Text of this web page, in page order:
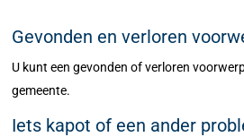
Gevonden en verloren
U kunt een gevonden of verloren
gemeente.
Iets kapot of een ander